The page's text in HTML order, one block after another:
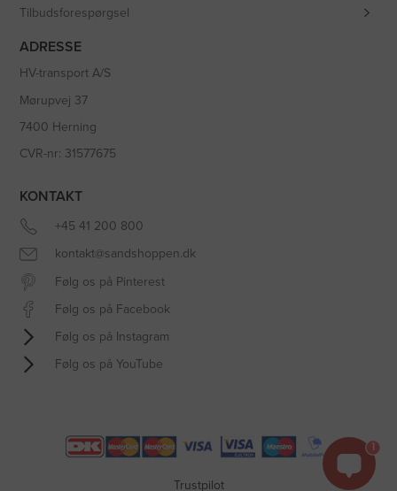
Tilbudsforespørgsel
ADRESSE
HV-transport A/S
Mørupvej 37
7400 Herning
CVR-nr: 31577675
KONTAKT
+45 41 200 800
kontakt@sandshoppen.dk
Følg os på Pinterest
Følg os på Facebook
Følg os på Instagram
Følg os på YouTube
Trustpilot
1